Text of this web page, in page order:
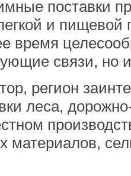
поставки
и
время
связи, но
регион
леса,
материалов,